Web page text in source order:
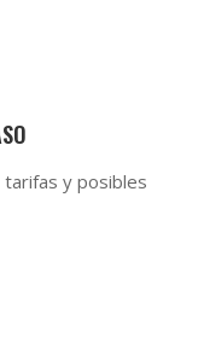
tarifas y posibles